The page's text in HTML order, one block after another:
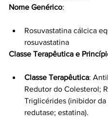
Nome Genérico:
Rosuvastatina cálcica
rosuvastatina
Classe Terapêutica e
Classe Terapêutica:
Redutor do Colesterol;
Triglicérides (inibidor da
redutase; estatina).